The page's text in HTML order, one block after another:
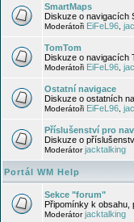
SmartMaps
Diskuze o navigacích
Moderátoři EiFeL96
TomTom
Diskuze o navigacích
Moderátoři EiFeL96
Ostatní navigace
Diskuze o ostatních
Moderátoři EiFeL96
Příslušenství pro
Diskuze o
Moderátorjacktalking
Portál WM Help
Sekce "forum"
Připomínky k obsahu,
Moderátorjacktalking